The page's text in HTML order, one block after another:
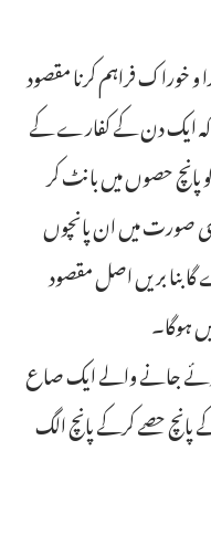
و خوراک فراہم کرنا مقصود
ایک دن کے کفارے کے
حصوں میں بانٹ کر
صورت میں ان پانچوں
بنا بریں اصل مقصود
ہوگا۔
جانے والے ایک صاع
حصے کرکے پانچ الگ